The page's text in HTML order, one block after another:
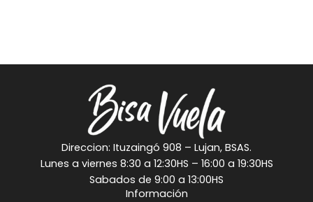
Direccion: Ituzaingó 908 – Lujan, BSAS.
Lunes a viernes 8:30 a 12:30HS – 16:00 a 19:30HS
Sabados de 9:00 a 13:00HS
Información